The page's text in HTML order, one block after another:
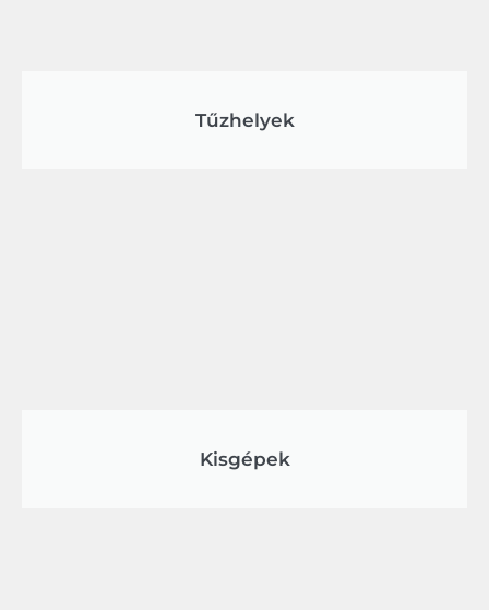
Tűzhelyek
Kisgépek